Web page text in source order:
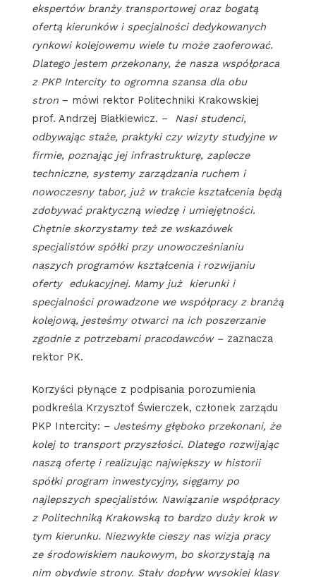
ekspertów branży transportowej oraz bogatą
ofertą kierunków i specjalności dedykowanych
rynkowi kolejowemu wiele tu może zaoferować.
Dlatego jestem przekonany, że nasza współpraca
z PKP Intercity to ogromna szansa dla obu
stron – mówi rektor Politechniki Krakowskiej
prof. Andrzej Białkiewicz. – Nasi studenci,
odbywając staże, praktyki czy wizyty studyjne w
firmie, poznając jej infrastrukturę, zaplecze
techniczne, systemy zarządzania ruchem i
nowoczesny tabor, już w trakcie kształcenia będą
zdobywać praktyczną wiedzę i umiejętności.
Chętnie skorzystamy też ze wskazówek
specjalistów spółki przy unowocześnianiu
naszych programów kształcenia i rozwijaniu
oferty edukacyjnej. Mamy już kierunki i
specjalności prowadzone we współpracy z branżą
kolejową, jesteśmy otwarci na ich poszerzanie
zgodnie z potrzebami pracodawców – zaznacza
rektor PK.
Korzyści płynące z podpisania porozumienia
podkreśla Krzysztof Świerczek, członek zarządu
PKP Intercity: – Jesteśmy głęboko przekonani, że
kolej to transport przyszłości. Dlatego rozwijając
naszą ofertę i realizując największy w historii
spółki program inwestycyjny, sięgamy po
najlepszych specjalistów. Nawiązanie współpracy
z Politechniką Krakowską to bardzo duży krok w
tym kierunku. Niezwykle cieszy nas wizja pracy
ze środowiskiem naukowym, bo skorzystają na
nim obydwie strony. Stały dopływ wysokiej klasy